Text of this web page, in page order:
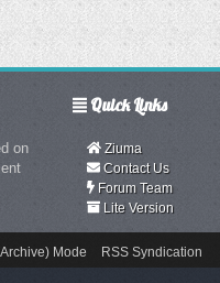
on
Quick Links
Ziuma
Contact Us
Forum Team
Lite Version
Mode RSS Syndication